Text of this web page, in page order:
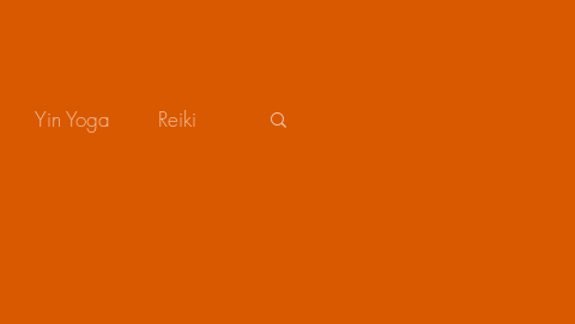
Yin Yoga Reiki